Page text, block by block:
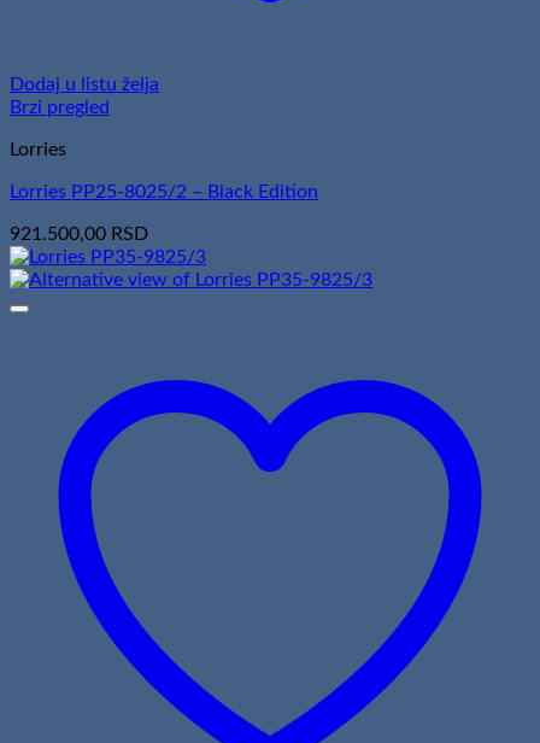
Dodaj u listu želja
Brzi pregled
Lorries
Lorries PP25-8025/2 – Black Edition
921.500,00 RSD